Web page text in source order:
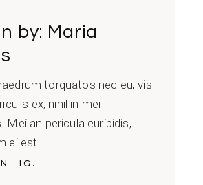
by: Maria
torquatos nec eu, vis
ex, nihil in mei
Mei an pericula euripidis,
ei est.
IG.